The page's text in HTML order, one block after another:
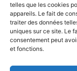
telles que les cookies
appareils. Le fait de
traiter des données
uniques sur ce site. Le
consentement peut
et fonctions.
Bryan Ferry et
4 février 2025